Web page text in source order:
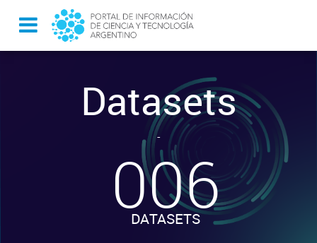
Datasets
-
006
DATASETS